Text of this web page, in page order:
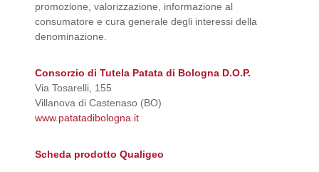
promozione, valorizzazione, informazione al
consumatore e cura generale degli interessi della
denominazione.
Consorzio di Tutela Patata di Bologna D.O.P.
Via Tosarelli, 155
Villanova di Castenaso (BO)
www.patatadibologna.it
Scheda prodotto Qualigeo